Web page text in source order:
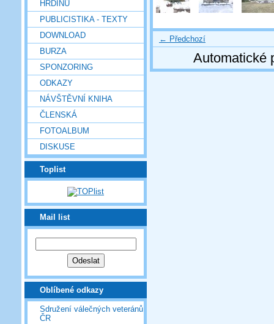
HRDINŮ
PUBLICISTIKA - TEXTY
DOWNLOAD
BURZA
SPONZORING
ODKAZY
NÁVŠTĚVNÍ KNIHA
ČLENSKÁ
FOTOALBUM
DISKUSE
Toplist
Mail list
Oblíbené odkazy
Sdružení válečných veteránů
ČR
← Předchozí
Automatické